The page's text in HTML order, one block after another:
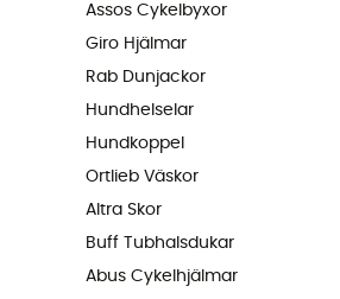
Assos Cykelbyxor
Giro Hjälmar
Rab Dunjackor
Hundhelselar
Hundkoppel
Ortlieb Väskor
Altra Skor
Buff Tubhalsdukar
Abus Cykelhjälmar